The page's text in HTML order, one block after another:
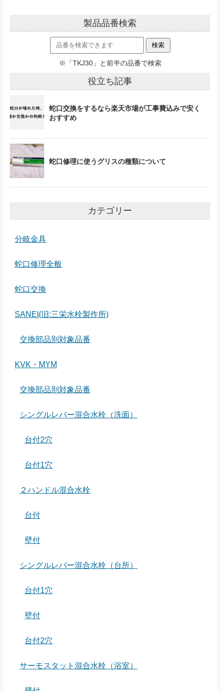
製品品番検索
※「TKJ30」と前半の品番で検索
役立ち記事
蛇口交換をするなら楽天市場が工事費込みで安く
おすすめ
蛇口修理に使うグリスの種類について
カテゴリー
分岐金具
蛇口修理全般
蛇口交換
SANEI(旧:三栄水栓製作所)
交換部品別対象品番
KVK・MYM
交換部品別対象品番
シングルレバー混合水栓（洗面）
台付2穴
台付1穴
２ハンドル混合水栓
台付
壁付
シングルレバー混合水栓（台所）
台付1穴
壁付
台付2穴
サーモスタット混合水栓（浴室）